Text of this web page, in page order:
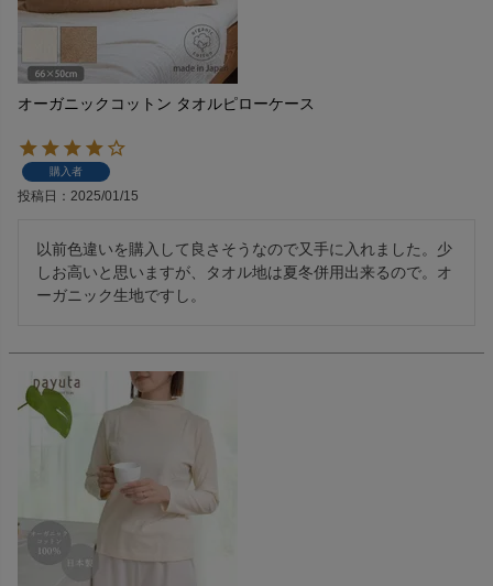
オーガニックコットン タオルピローケース
購入者
投稿日 2025/01/15
以前色違いを購入して良さそうなので又手に入れました。少
しお高いと思いますが、タオル地は夏冬併用出来るので。オ
ーガニック生地ですし。